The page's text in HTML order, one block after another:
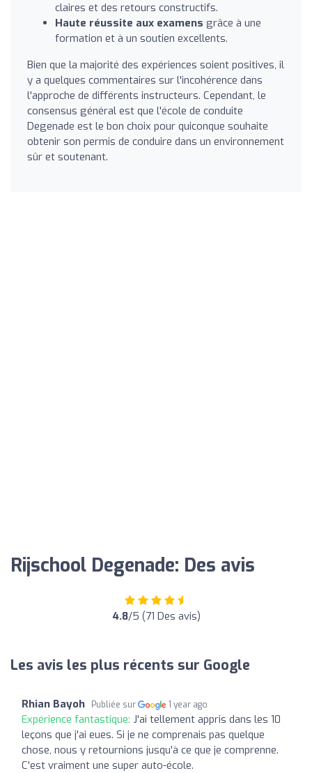
claires et des retours constructifs.
Haute réussite aux examens grâce à une
formation et à un soutien excellents.
Bien que la majorité des expériences soient positives, il
y a quelques commentaires sur l'incohérence dans
l'approche de différents instructeurs. Cependant, le
consensus général est que l'école de conduite
Degenade est le bon choix pour quiconque souhaite
obtenir son permis de conduire dans un environnement
sûr et soutenant.
Rijschool Degenade: Des avis
4.8/5 (71 Des avis)
Les avis les plus récents sur Google
Rhian Bayoh Publiée sur 1 year ago
Expérience fantastique: J'ai tellement appris dans les 10
leçons que j'ai eues. Si je ne comprenais pas quelque
chose, nous y retournions jusqu'à ce que je comprenne.
C'est vraiment une super auto-école.